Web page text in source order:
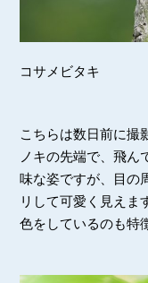
コサメビタキ
こちらは数日前に撮
ノキの先端で、飛ん
味な姿ですが、目の
リして可愛く見えま
色をしているのも特